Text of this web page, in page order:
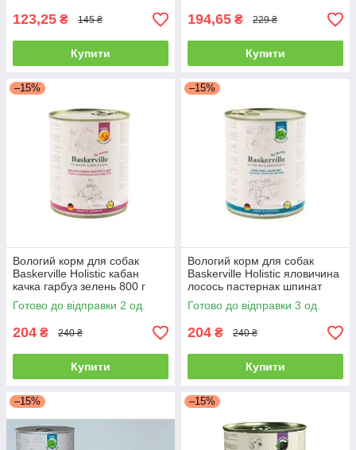
123,25 ₴ 145 ₴
Купити
194,65 ₴ 229 ₴
Купити
–15%
Вологий корм для собак
Baskerville Holistic кабан
качка гарбуз зелень 800 г
Готово до відправки 2 од.
204 ₴ 240 ₴
Купити
–15%
Вологий корм для собак
Baskerville Holistic яловичина
лосось пастернак шпинат
зелень 800 г
Готово до відправки 3 од.
204 ₴ 240 ₴
Купити
–15% –15%